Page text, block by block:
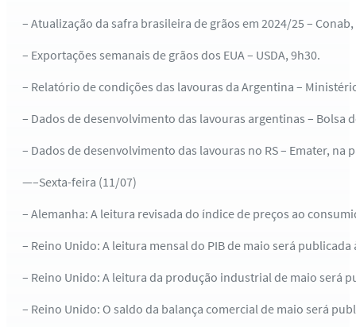
– Atualização da safra brasileira de grãos em 2024/25 –
– Exportações semanais de grãos dos EUA – USDA, 9h30.
– Relatório de condições das lavouras da Argentina –
– Dados de desenvolvimento das lavouras argentinas – Bolsa
– Dados de desenvolvimento das lavouras no RS – Emater, na
—–Sexta-feira (11/07)
– Alemanha: A leitura revisada do índice de preços ao
– Reino Unido: A leitura mensal do PIB de maio será
– Reino Unido: A leitura da produção industrial de maio será
– Reino Unido: O saldo da balança comercial de maio será